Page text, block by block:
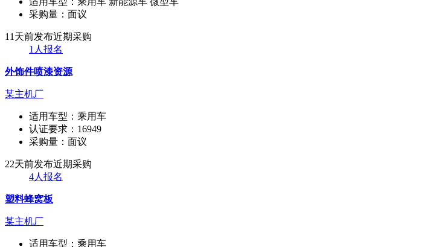
采购量： 面议
11天前发布近期采购
1人报名
外饰件喷漆资源
某主机厂
适用车型： 乘用车
认证要求： 16949
采购量： 面议
22天前发布近期采购
4人报名
塑料蜂窝板
某主机厂
适用车型： 乘用车